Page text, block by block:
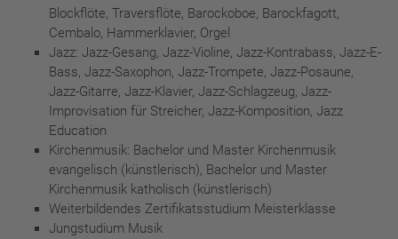
Blockflöte, Traversflöte, Barockoboe, Barockfagott,
Cembalo, Hammerklavier, Orgel
Jazz: Jazz-Gesang, Jazz-Violine, Jazz-Kontrabass, Jazz-E-
Bass, Jazz-Saxophon, Jazz-Trompete, Jazz-Posaune,
Jazz-Gitarre, Jazz-Klavier, Jazz-Schlagzeug, Jazz-
Improvisation für Streicher, Jazz-Komposition, Jazz
Education
Kirchenmusik: Bachelor und Master Kirchenmusik
evangelisch (künstlerisch), Bachelor und Master
Kirchenmusik katholisch (künstlerisch)
Weiterbildendes Zertifikatsstudium Meisterklasse
Jungstudium Musik